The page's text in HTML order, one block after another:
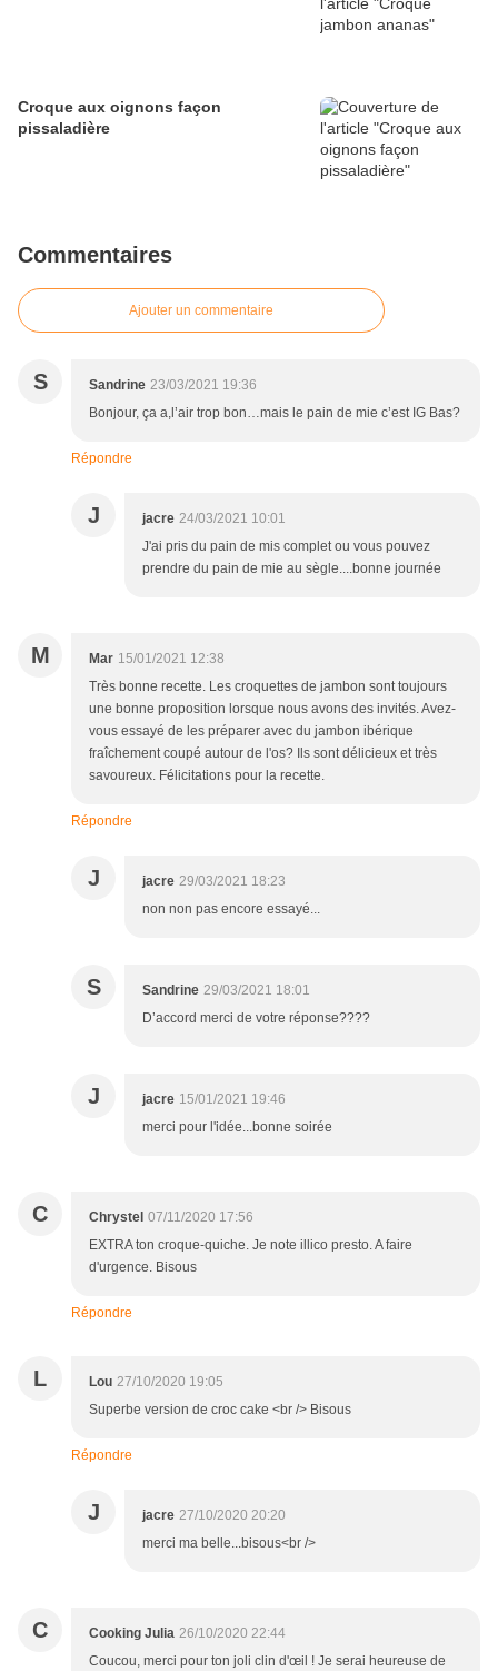
Croque aux oignons façon
pissaladière
Commentaires
Ajouter un commentaire
S Sandrine 23/03/2021 19:36
Bonjour, ça a,l’air trop bon…mais le pain de mie c’est IG Bas?
Répondre
J jacre 24/03/2021 10:01
J'ai pris du pain de mis complet ou vous pouvez
prendre du pain de mie au sègle....bonne journée
M Mar 15/01/2021 12:38
Très bonne recette. Les croquettes de jambon sont toujours
une bonne proposition lorsque nous avons des invités. Avez-
vous essayé de les préparer avec du jambon ibérique
fraîchement coupé autour de l'os? Ils sont délicieux et très
savoureux. Félicitations pour la recette.
Répondre
J jacre 29/03/2021 18:23
non non pas encore essayé...
S Sandrine 29/03/2021 18:01
D’accord merci de votre réponse????
J jacre 15/01/2021 19:46
merci pour l'idée...bonne soirée
C Chrystel 07/11/2020 17:56
EXTRA ton croque-quiche. Je note illico presto. A faire
d'urgence. Bisous
Répondre
L Lou 27/10/2020 19:05
Superbe version de croc cake <br /> Bisous
Répondre
J jacre 27/10/2020 20:20
merci ma belle...bisous<br />
C Cooking Julia 26/10/2020 22:44
Coucou, merci pour ton joli clin d'œil ! Je serai heureuse de